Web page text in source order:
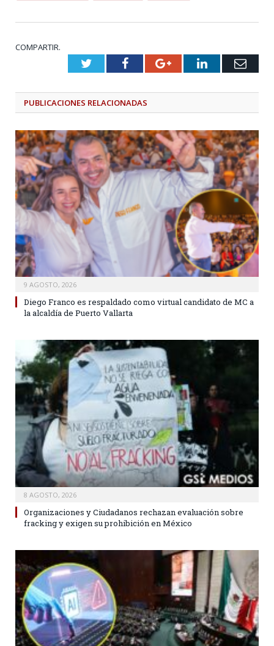
COMPARTIR.
TwitterFacebookGoogle+LinkedIn
PUBLICACIONES RELACIONADAS
9 AGOSTO, 2026
Diego Franco es respaldado como virtual candidato de MC a
la alcaldía de Puerto Vallarta
8 AGOSTO, 2026
Organizaciones y Ciudadanos rechazan evaluación sobre
fracking y exigen su prohibición en México